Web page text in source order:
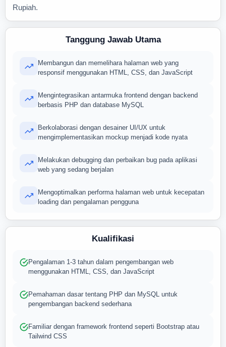
Rupiah.
Tanggung Jawab Utama
Membangun dan memelihara halaman web yang
responsif menggunakan HTML, CSS, dan JavaScript
Mengintegrasikan antarmuka frontend dengan backend
berbasis PHP dan database MySQL
Berkolaborasi dengan desainer UI/UX untuk
mengimplementasikan mockup menjadi kode nyata
Melakukan debugging dan perbaikan bug pada aplikasi
web yang sedang berjalan
Mengoptimalkan performa halaman web untuk kecepatan
loading dan pengalaman pengguna
Kualifikasi
Pengalaman 1-3 tahun dalam pengembangan web
menggunakan HTML, CSS, dan JavaScript
Pemahaman dasar tentang PHP dan MySQL untuk
pengembangan backend sederhana
Familiar dengan framework frontend seperti Bootstrap atau
Tailwind CSS